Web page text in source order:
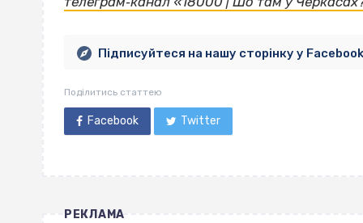
Підписуйтеся на нашу сторінку у Facebook
Поділитись статтею
Facebook Twitter
РЕКЛАМА